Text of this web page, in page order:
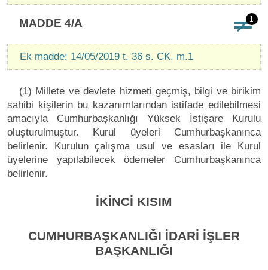
MADDE 4/A 1
Ek madde: 14/05/2019 t. 36 s. CK. m.1
(1) Millete ve devlete hizmeti geçmiş, bilgi ve birikim
sahibi kişilerin bu kazanımlarından istifade edilebilmesi
amacıyla Cumhurbaşkanlığı Yüksek İstişare Kurulu
oluşturulmuştur. Kurul üyeleri Cumhurbaşkanınca
belirlenir. Kurulun çalışma usul ve esasları ile Kurul
üyelerine yapılabilecek ödemeler Cumhurbaşkanınca
belirlenir.
İKİNCİ KISIM
CUMHURBAŞKANLIĞI İDARİ İŞLER
BAŞKANLIĞI